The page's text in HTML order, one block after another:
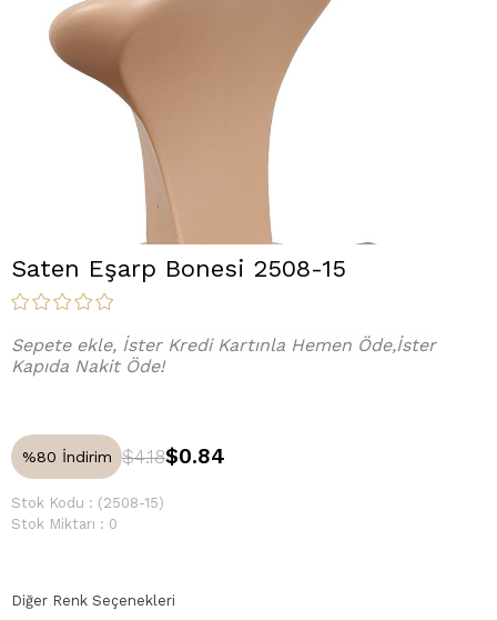
Saten Eşarp Bonesi 2508-15
Sepete ekle, İster Kredi Kartınla Hemen Öde,İster
Kapıda Nakit Öde!
%80 İndirim $4.18$0.84
Stok Kodu
(2508-15)
Stok Miktarı : 0
Diğer Renk Seçenekleri